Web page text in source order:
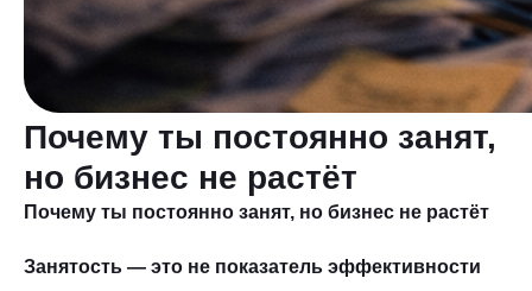
Почему ты постоянно занят,
но бизнес не растёт
Почему ты постоянно занят, но бизнес не растёт
Занятость — это не показатель эффективности